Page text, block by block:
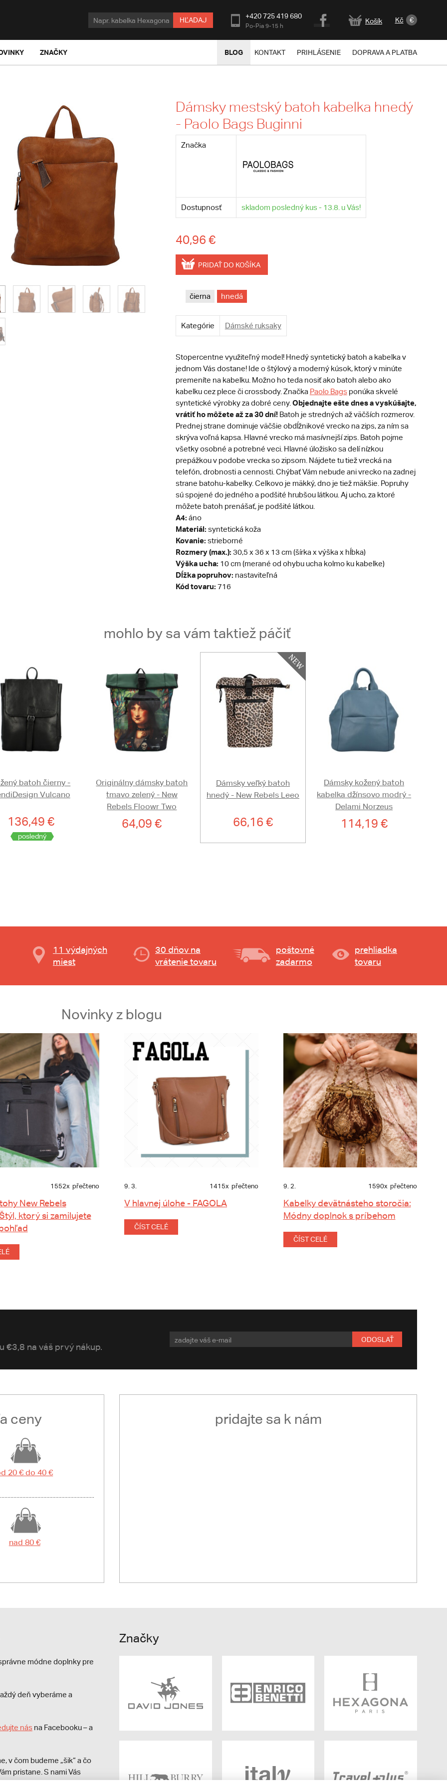
HĽADAJ +420 725 419 680
Po-Pia 9-15 h
Košík Kč €
ZNAČKY BLOG KONTAKT PRIHLÁSENIE DOPRAVA A PLATBA
Dámsky mestský batoh kabelka hnedý
- Paolo Bags Buginni
Značka
Dostupnosť skladom posledný kus - 13.8. u Vás!
40,96 €
PRIDAŤ DO KOŠÍKA
čierna hnedá
Kategórie Dámské ruksaky
Stopercentne využiteľný model! Hnedý syntetický batoh a kabelka v
jednom Vás dostane! Ide o štýlový a moderný kúsok, ktorý v minúte
premeníte na kabelku. Možno ho teda nosiť ako batoh alebo ako
kabelku cez plece či crossbody. Značka Paolo Bags ponúka skvelé
syntetické výrobky za dobré ceny. Objednajte ešte dnes a vyskúšajte,
vrátiť ho môžete až za 30 dní!Batoh je stredných až väčších rozmerov.
Prednej strane dominuje väčšie obdĺžnikové vrecko na zips, za ním sa
skrýva voľná kapsa. Hlavné vrecko má masívnejší zips. Batoh pojme
všetky osobné a potrebné veci. Hlavné úložisko sa delí nízkou
prepážkou v podobe vrecka so zipsom. Nájdete tu tiež vrecká na
telefón, drobnosti a cennosti. Chýbať Vám nebude ani vrecko na zadnej
strane batohu-kabelky. Celkovo je mäkký, dno je tiež mäkšie. Popruhy
sú spojené do jedného a podšité hrubšou látkou. Aj ucho, za ktoré
môžete batoh prenášať, je podšité látkou.
A4: áno
Materiál: syntetická koža
Kovanie: strieborné
Rozmery (max.): 30,5 x 36 x 13 cm (šírka x výška x hĺbka)
Výška ucha: 10 cm (merané od ohybu ucha kolmo ku kabelke)
Dĺžka popruhov: nastaviteľná
Kód tovaru: 716
mohlo by sa vám taktiež páčiť
batoh čierny -
Vulcano
136,49 €
posledný
Originálny dámsky batoh
tmavo zelený - New
Rebels Floowr Two
64,09 €
Dámsky veľký batoh
hnedý - New Rebels Leeo
66,16 €
Dámsky kožený batoh
kabelka džínsovo modrý -
Delami Norzeus
114,19 €
11 výdajných
miest
30 dňov na
vrátenie tovaru
poštovné
zadarmo
prehliadka
tovaru
Novinky z blogu
1552x přečteno
New Rebels
ktorý si zamilujete
9. 3. 1415x přečteno
V hlavnej úlohe - FAGOLA
ČÍST CELÉ
9. 2. 1590x přečteno
Kabelky devätnásteho storočia:
Módny doplnok s príbehom
ČÍST CELÉ
€3,8 na váš prvý nákup.
ODOSLAŤ
ceny
20 € do 40 €
nad 80 €
pridajte sa k nám
módne doplnky pre
deň vyberáme a
nás na Facebooku – a
v čom budeme „šik“ a čo
pristane. S nami Vás
Značky